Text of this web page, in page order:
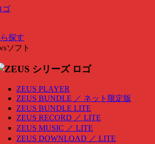
探す
ソフト
ZEUS PLAYER
ZEUS BUNDLE ／ ネット限定版
ZEUS BUNDLE LITE
ZEUS RECORD ／ LITE
ZEUS MUSIC ／ LITE
ZEUS DOWNLOAD ／ LITE